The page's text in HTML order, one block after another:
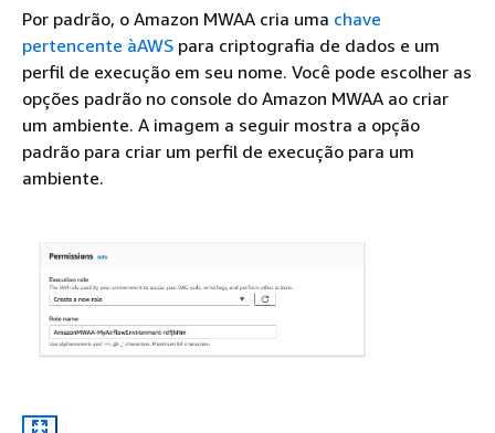
Por padrão, o Amazon MWAA cria uma chave
pertencente àAWS para criptografia de dados e um
perfil de execução em seu nome. Você pode escolher as
opções padrão no console do Amazon MWAA ao criar
um ambiente. A imagem a seguir mostra a opção
padrão para criar um perfil de execução para um
ambiente.